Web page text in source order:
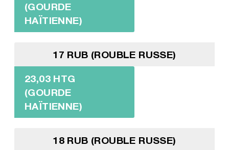
(GOURDE
HAÏTIENNE)
17 RUB (ROUBLE RUSSE)
23,03 HTG
(GOURDE
HAÏTIENNE)
18 RUB (ROUBLE RUSSE)